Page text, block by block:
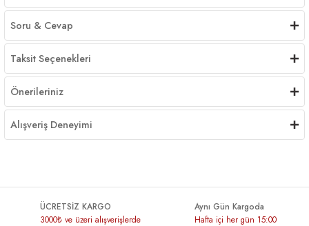
Soru & Cevap
Taksit Seçenekleri
Önerileriniz
Alışveriş Deneyimi
ÜCRETSİZ KARGO
3000₺ ve üzeri alışverişlerde
Aynı Gün Kargoda
Hafta içi her gün 15:00